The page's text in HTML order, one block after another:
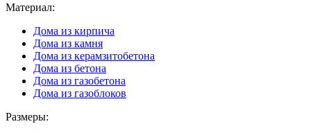
Материал:
Дома из кирпича
Дома из камня
Дома из керамзитобетона
Дома из бетона
Дома из газобетона
Дома из газоблоков
Размеры: